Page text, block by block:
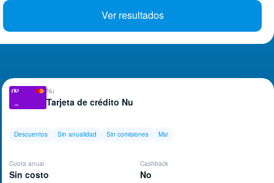
Ver resultados
Nu
Tarjeta de crédito Nu
Descuentos Sin anualidad Sin comisiones Msi
Cuota anual
Sin costo
Cashback
No